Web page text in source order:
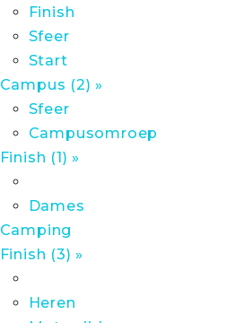
Finish
Sfeer
Start
Campus (2) »
Sfeer
Campusomroep
Finish (1) »
Dames
Camping
Finish (3) »
Heren